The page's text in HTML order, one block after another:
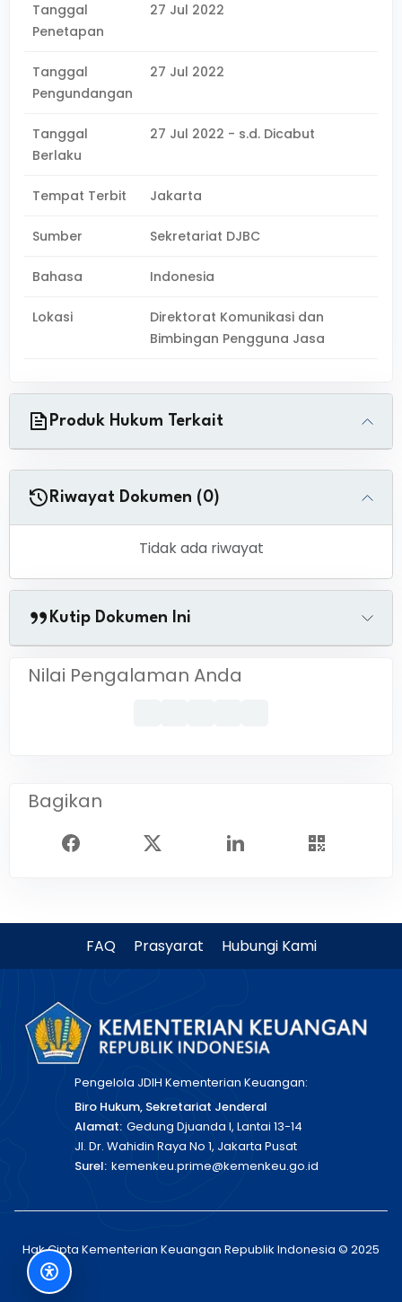
Tanggal
Penetapan
27 Jul 2022
Tanggal
Pengundangan
27 Jul 2022
Tanggal
Berlaku
27 Jul 2022 - s.d. Dicabut
Tempat Terbit Jakarta
Sumber Sekretariat DJBC
Bahasa Indonesia
Lokasi
Direktorat Komunikasi dan
Bimbingan Pengguna Jasa
Produk Hukum Terkait
Riwayat Dokumen (0)
Tidak ada riwayat
Kutip Dokumen Ini
Nilai Pengalaman Anda
Bagikan
FAQ Prasyarat Hubungi Kami
Pengelola JDIH Kementerian Keuangan:
Biro Hukum, Sekretariat Jenderal
Alamat: Gedung Djuanda I, Lantai 13-14
Jl. Dr. Wahidin Raya No 1, Jakarta Pusat
Surel: kemenkeu.prime@kemenkeu.go.id
Hak Cipta Kementerian Keuangan Republik Indonesia © 2025